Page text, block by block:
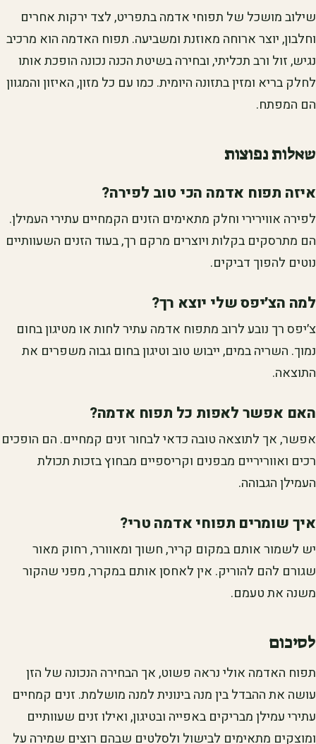
שילוב מושכל של תפוחי אדמה בתפריט, לצד ירקות אחרים
וחלבון, יוצר ארוחה מאוזנת ומשביעה. תפוח האדמה הוא מרכיב
נגיש, זול ורב תכליתי, ובחירה בשיטת הכנה נכונה הופכת אותו
לחלק בריא ומזין בתזונה היומית. כמו עם כל מזון, האיזון והמגוון
הם המפתח.
שאלות נפוצות
איזה תפוח אדמה הכי טוב לפירה?
לפירה אווירירי וחלק מתאימים הזנים הקמחיים עתירי העמילן.
הם מתרסקים בקלות ויוצרים מרקם רך, בעוד הזנים השעוותיים
נוטים להפוך דביקים.
למה הצ׳יפס שלי יוצא רך?
צ׳יפס רך נובע לרוב מתפוח אדמה עתיר לחות או מטיגון בחום
נמוך. השריה במים, ייבוש טוב וטיגון בחום גבוה משפרים את
התוצאה.
האם אפשר לאפות כל תפוח אדמה?
אפשר, אך לתוצאה טובה כדאי לבחור זנים קמחיים. הם הופכים
רכים ואווריריים מבפנים וקריספיים מבחוץ בזכות תכולת
העמילן הגבוהה.
איך שומרים תפוחי אדמה טרי?
יש לשמור אותם במקום קריר, חשוך ומאוורר, רחוק מאור
שגורם להם להוריק. אין לאחסן אותם במקרר, מפני שהקור
משנה את טעמם.
לסיכום
תפוח האדמה אולי נראה פשוט, אך הבחירה הנכונה של הזן
עושה את ההבדל בין מנה בינונית למנה מושלמת. זנים קמחיים
עתירי עמילן מבריקים באפייה ובטיגון, ואילו זנים שעוותיים
ומוצקים מתאימים לבישול ולסלטים שבהם רוצים שמירה על